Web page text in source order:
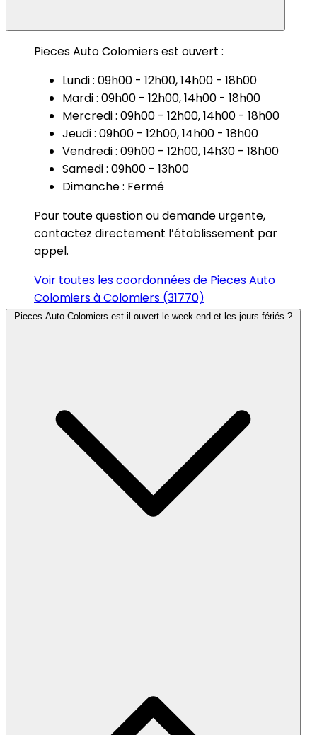
Pieces Auto Colomiers est ouvert :
Lundi : 09h00 - 12h00, 14h00 - 18h00
Mardi : 09h00 - 12h00, 14h00 - 18h00
Mercredi : 09h00 - 12h00, 14h00 - 18h00
Jeudi : 09h00 - 12h00, 14h00 - 18h00
Vendredi : 09h00 - 12h00, 14h30 - 18h00
Samedi : 09h00 - 13h00
Dimanche : Fermé
Pour toute question ou demande urgente,
contactez directement l’établissement par
appel.
Voir toutes les coordonnées de Pieces Auto
Colomiers à Colomiers (31770)
Pieces Auto Colomiers est-il ouvert le week-end et les jours fériés ?